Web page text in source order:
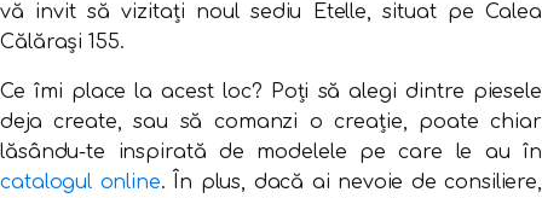
vă invit să vizitați noul sediu Etelle, situat pe Calea
Călărași 155.
Ce îmi place la acest loc? Poți să alegi dintre piesele
deja create, sau să comanzi o creație, poate chiar
lăsându-te inspirată de modelele pe care le au în
catalogul online. În plus, dacă ai nevoie de consiliere,